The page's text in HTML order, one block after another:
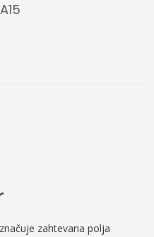
zahtevana polja